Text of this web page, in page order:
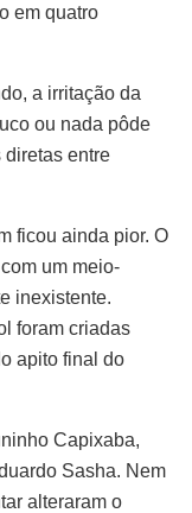
em quatro
a irritação da
ou nada pôde
diretas entre
ficou ainda pior. O
um meio-
inexistente.
foram criadas
apito final do
Capixaba,
Sasha. Nem
alteraram o